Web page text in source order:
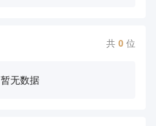
共 0 位
暂无数据